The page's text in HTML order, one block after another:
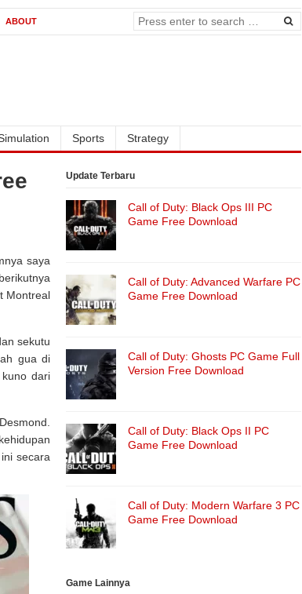
ABOUT
Sports Strategy
saya
Montreal
sekutu
gua di
dari
secara
Update Terbaru
Call of Duty: Black Ops III PC
Game Free Download
Call of Duty: Advanced Warfare PC
Game Free Download
Call of Duty: Ghosts PC Game Full
Version Free Download
Call of Duty: Black Ops II PC
Game Free Download
Call of Duty: Modern Warfare 3 PC
Game Free Download
Game Lainnya